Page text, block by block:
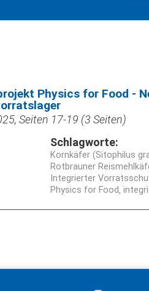
Physics for Food -
Seiten 17-19 (3 Seiten)
Schlagworte:
Kornkäfer (Sitophilus
Rotbrauner
Integrierter
Physics for Food